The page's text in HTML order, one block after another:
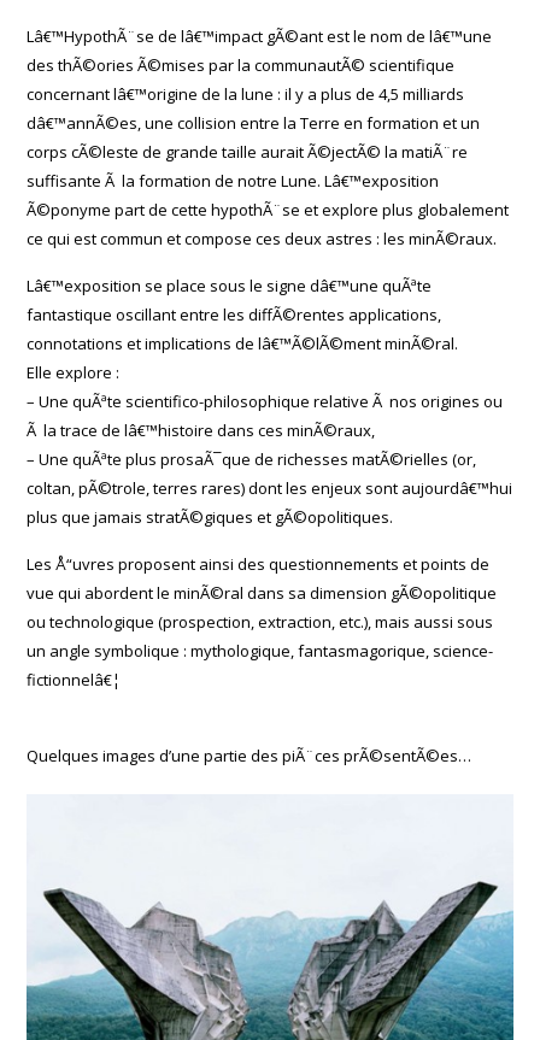
Lâ€™HypothÃ¨se de lâ€™impact gÃ©ant est le nom de lâ€™une
des thÃ©ories Ã©mises par la communautÃ© scientifique
concernant lâ€™origine de la lune : il y a plus de 4,5 milliards
dâ€™annÃ©es, une collision entre la Terre en formation et un
corps cÃ©leste de grande taille aurait Ã©jectÃ© la matiÃ¨re
suffisante Ã la formation de notre Lune. Lâ€™exposition
Ã©ponyme part de cette hypothÃ¨se et explore plus globalement
ce qui est commun et compose ces deux astres : les minÃ©raux.
Lâ€™exposition se place sous le signe dâ€™une quÃªte
fantastique oscillant entre les diffÃ©rentes applications,
connotations et implications de lâ€™Ã©lÃ©ment minÃ©ral.
Elle explore :
– Une quÃªte scientifico-philosophique relative Ã nos origines ou
Ã la trace de lâ€™histoire dans ces minÃ©raux,
– Une quÃªte plus prosaÃ¯que de richesses matÃ©rielles (or,
coltan, pÃ©trole, terres rares) dont les enjeux sont aujourdâ€™hui
plus que jamais stratÃ©giques et gÃ©opolitiques.
Les Å“uvres proposent ainsi des questionnements et points de
vue qui abordent le minÃ©ral dans sa dimension gÃ©opolitique
ou technologique (prospection, extraction, etc.), mais aussi sous
un angle symbolique : mythologique, fantasmagorique, science-
fictionnelâ€¦
Quelques images d’une partie des piÃ¨ces prÃ©sentÃ©es…